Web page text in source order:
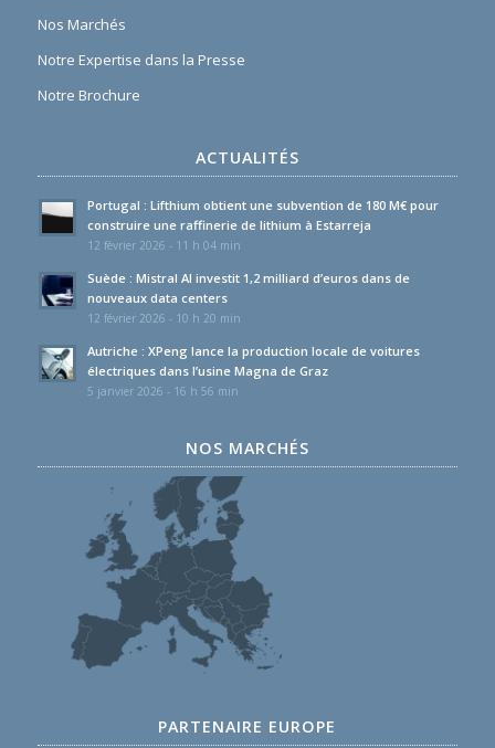
Nos Marchés
Notre Expertise dans la Presse
Notre Brochure
ACTUALITÉS
Portugal : Lifthium obtient une subvention de 180 M€ pour
construire une raffinerie de lithium à Estarreja
12 février 2026 - 11 h 04 min
Suède : Mistral AI investit 1,2 milliard d’euros dans de
nouveaux data centers
12 février 2026 - 10 h 20 min
Autriche : XPeng lance la production locale de voitures
électriques dans l’usine Magna de Graz
5 janvier 2026 - 16 h 56 min
NOS MARCHÉS
PARTENAIRE EUROPE